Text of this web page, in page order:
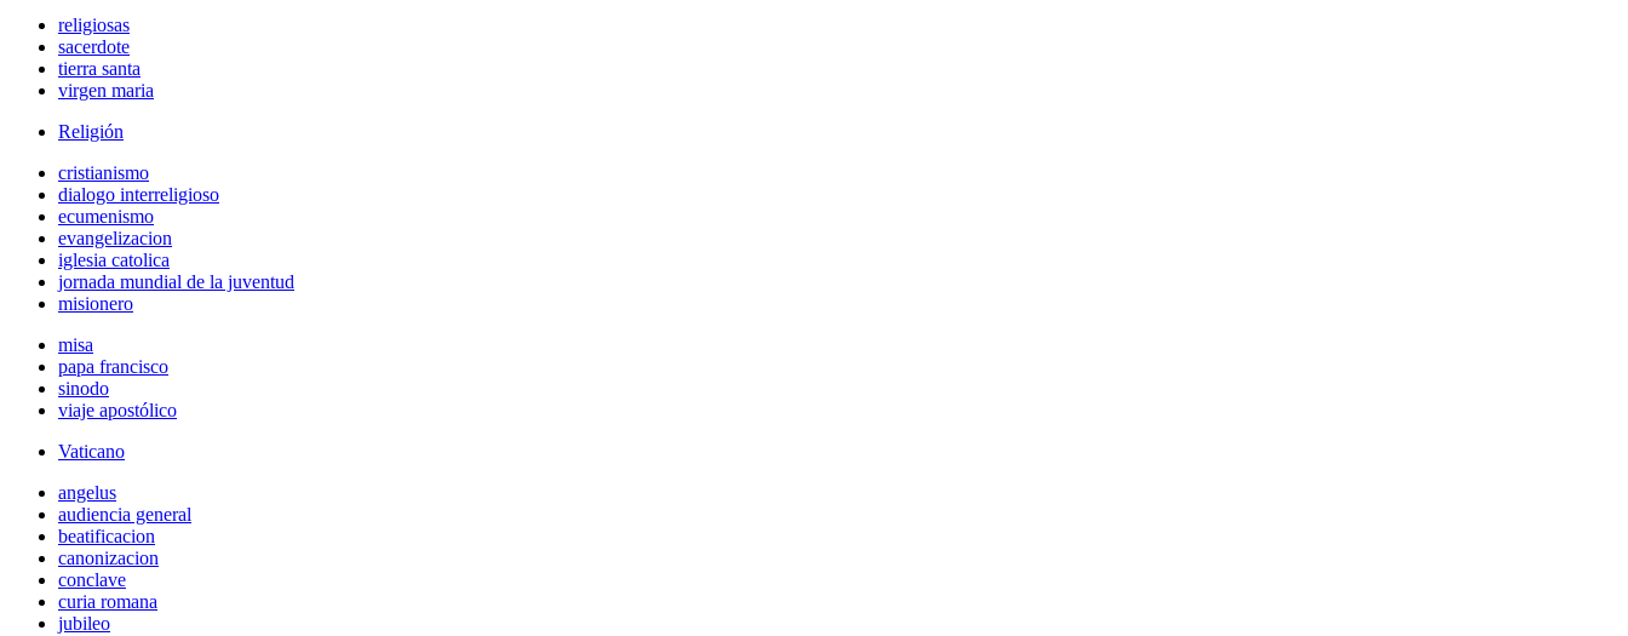
religiosas
sacerdote
tierra santa
virgen maria
Religión
cristianismo
dialogo interreligioso
ecumenismo
evangelizacion
iglesia catolica
jornada mundial de la juventud
misionero
misa
papa francisco
sinodo
viaje apostólico
Vaticano
angelus
audiencia general
beatificacion
canonizacion
conclave
curia romana
jubileo